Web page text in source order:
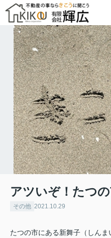
アツいぞ！たつ
その他 2021.10.29
たつの市にある新舞子（しんま